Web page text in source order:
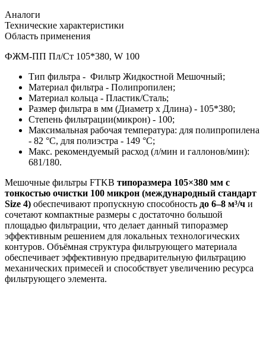
Аналоги
Технические характеристики
Область применения
ФЖМ-ПП Пл/Ст 105*380, W 100
Тип фильтра - Фильтр Жидкостной Мешочный;
Материал фильтра - Полипропилен;
Материал кольца - Пластик/Сталь;
Размер фильтра в мм (Диаметр х Длина) - 105*380;
Степень фильтрации(микрон) - 100;
Максимальная рабочая температура: для полипропилена
- 82 °C, для полиэстра - 149 °C;
Макс. рекомендуемый расход (л/мин и галлонов/мин):
681/180.
Мешочные фильтры FTKB типоразмера 105×380 мм с
тонкостью очистки 100 микрон (международный стандарт
Size 4) обеспечивают пропускную способность до 6–8 м³/ч и
сочетают компактные размеры с достаточно большой
площадью фильтрации, что делает данный типоразмер
эффективным решением для локальных технологических
контуров. Объёмная структура фильтрующего материала
обеспечивает эффективную предварительную фильтрацию
механических примесей и способствует увеличению ресурса
фильтрующего элемента.